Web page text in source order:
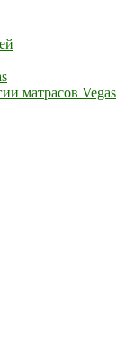
матрасов Vegas